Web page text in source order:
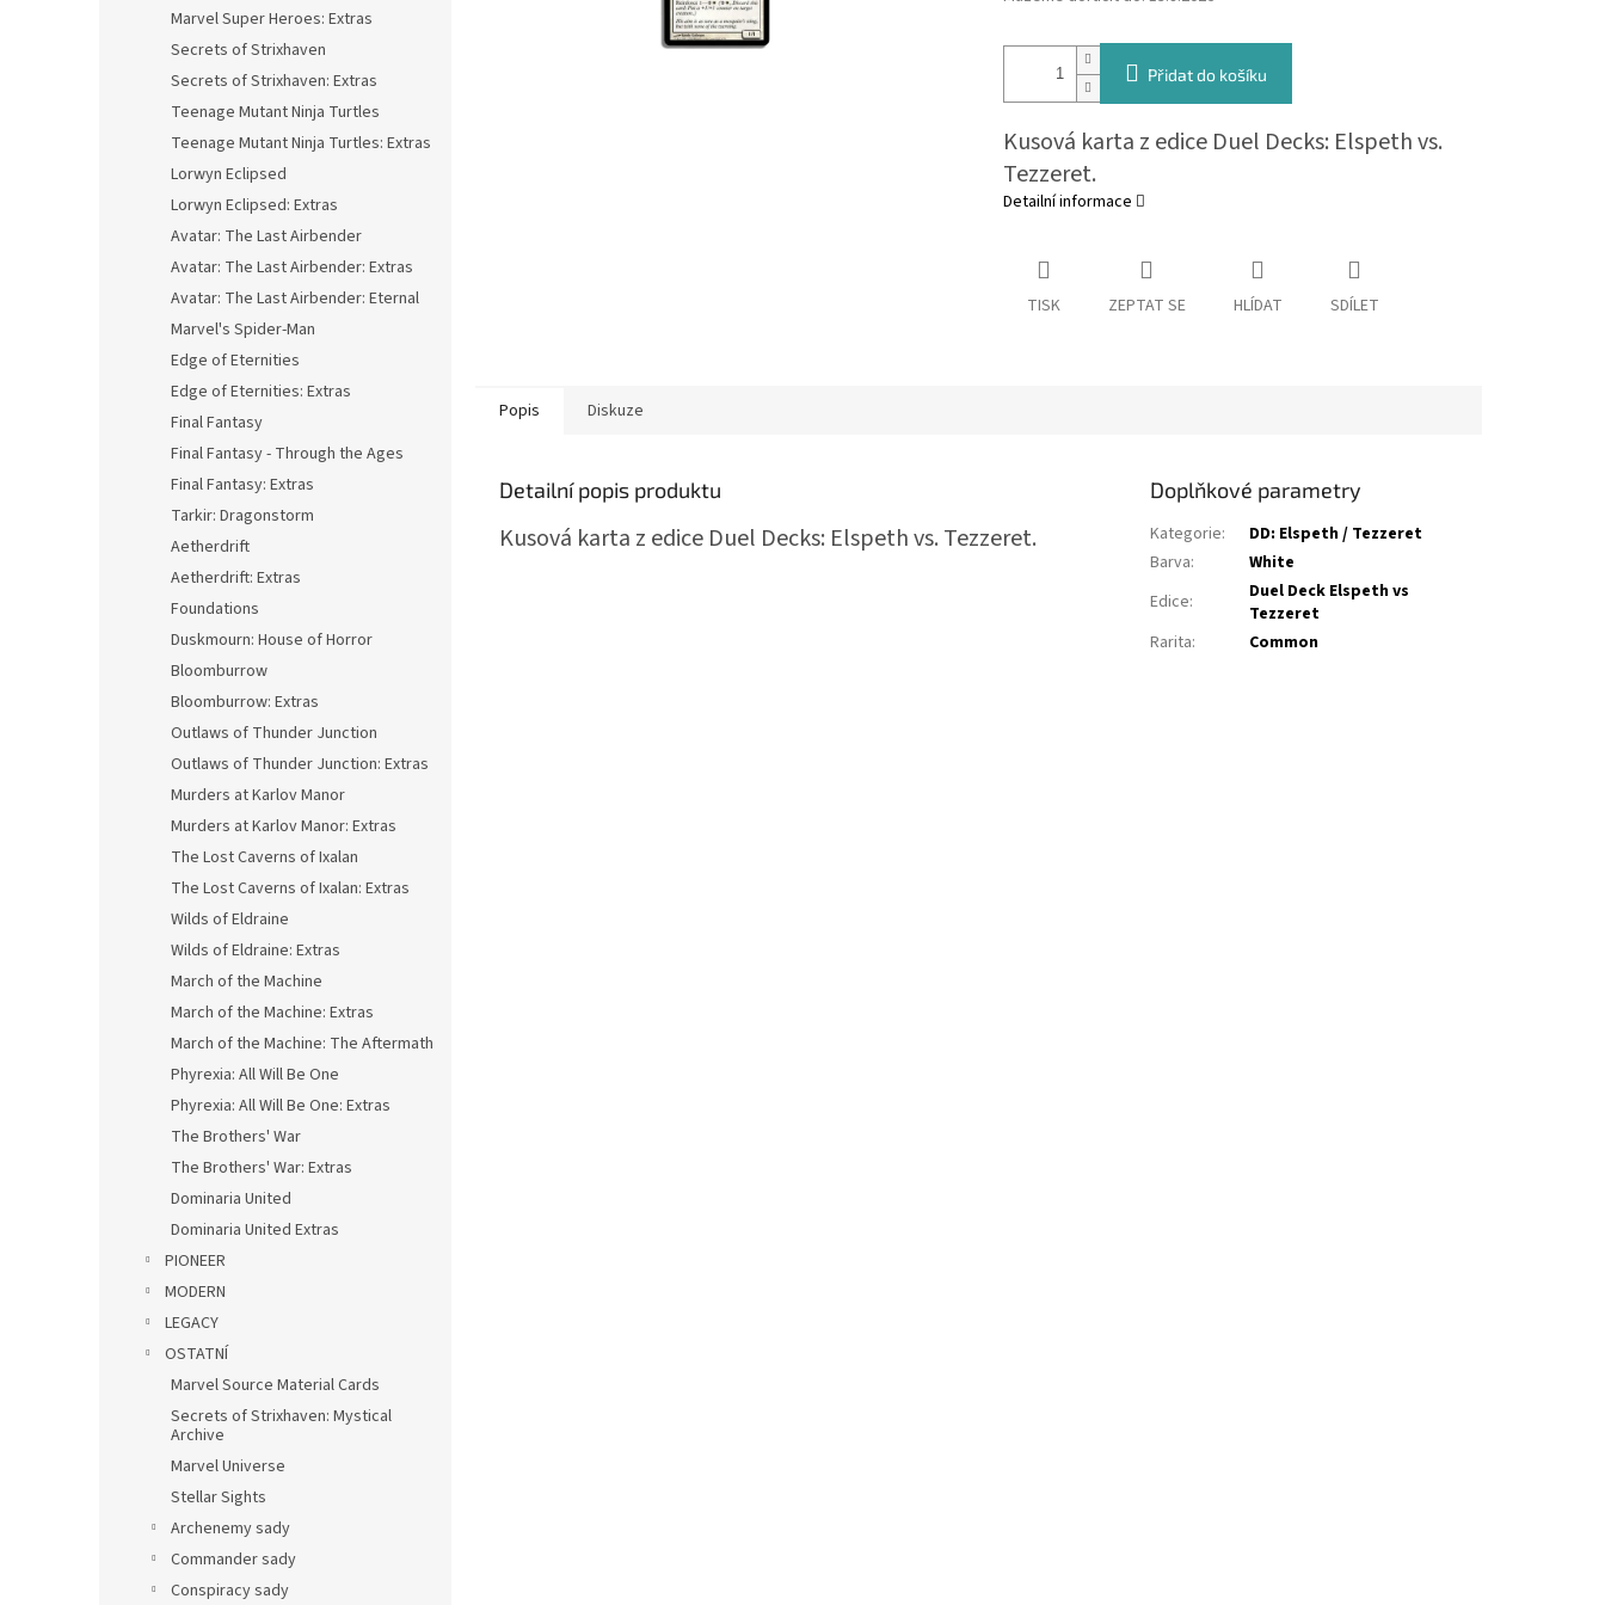
Marvel Super Heroes: Extras
Secrets of Strixhaven
Secrets of Strixhaven: Extras
Teenage Mutant Ninja Turtles
Teenage Mutant Ninja Turtles: Extras
Lorwyn Eclipsed
Lorwyn Eclipsed: Extras
Avatar: The Last Airbender
Avatar: The Last Airbender: Extras
Avatar: The Last Airbender: Eternal
Marvel's Spider-Man
Edge of Eternities
Edge of Eternities: Extras
Final Fantasy
Final Fantasy - Through the Ages
Final Fantasy: Extras
Tarkir: Dragonstorm
Aetherdrift
Aetherdrift: Extras
Foundations
Duskmourn: House of Horror
Bloomburrow
Bloomburrow: Extras
Outlaws of Thunder Junction
Outlaws of Thunder Junction: Extras
Murders at Karlov Manor
Murders at Karlov Manor: Extras
The Lost Caverns of Ixalan
The Lost Caverns of Ixalan: Extras
Wilds of Eldraine
Wilds of Eldraine: Extras
March of the Machine
March of the Machine: Extras
March of the Machine: The Aftermath
Phyrexia: All Will Be One
Phyrexia: All Will Be One: Extras
The Brothers' War
The Brothers' War: Extras
Dominaria United
Dominaria United Extras
PIONEER
MODERN
LEGACY
OSTATNÍ
Marvel Source Material Cards
Secrets of Strixhaven: Mystical
Archive
Marvel Universe
Stellar Sights
Archenemy sady
Commander sady
Conspiracy sady
Přidat do košíku
Kusová karta z edice Duel Decks: Elspeth vs.
Tezzeret.
Detailní informace
TISK ZEPTAT SE HLÍDAT SDÍLET
Popis Diskuze
Detailní popis produktu
Kusová karta z edice Duel Decks: Elspeth vs. Tezzeret.
Doplňkové parametry
Kategorie:
DD: Elspeth / Tezzeret
Barva:
White
Edice:
Duel Deck Elspeth vs
Tezzeret
Rarita: Common